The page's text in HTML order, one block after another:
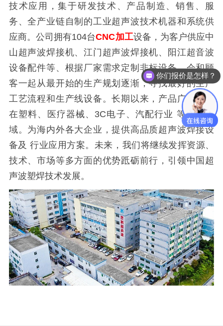
技术应用，集于研发技术、产品制造、销售、服
务、全产业链自制的工业超声波技术机器和系统供
应商。公司拥有104台CNC加工设备，为客户供应中
山超声波焊接机、江门超声波焊接机、阳江超音波
设备配件等、根据厂家需求定制非标设备，会和顾
客一起从最开始的生产规划逐渐，寻找最好的生产
工艺流程和生产线设备。长期以来，产品广泛运用
在塑料、医疗器械、3C电子、汽配行业 等多个领
域。为海内外各大企业，提供高品质超声波焊接设
备及 行业应用方案。未来，我们将继续发挥资源、
技术、市场等多方面的优势䟡砺前行，引领中国超
声波塑焊技术发展。
你们报价是怎样？